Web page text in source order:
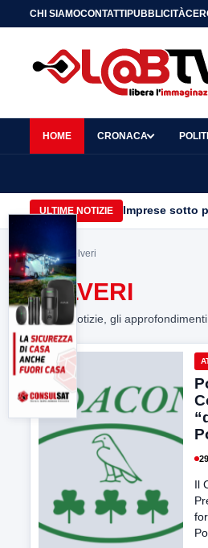
CHI SIAMOCONTATTIPUBBLICITÀ
HOME CRONACA
ULTIME NOTIZIE Imprese sotto
Home> polveri
POLVERI
Tutte le notizie, gli
Il